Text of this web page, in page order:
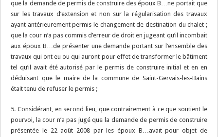
que la demande de permis de construire des époux B…ne portait que
sur les travaux d’extension et non sur la régularisation des travaux
ayant antérieurement permis le changement de destination du chalet ;
que la cour n’a pas commis d’erreur de droit en jugeant qu’il incombait
aux époux B…de présenter une demande portant sur l’ensemble des
travaux qui ont eu ou qui auront pour effet de transformer le bâtiment
tel qu’il avait été autorisé par le permis de construire initial et en en
déduisant que le maire de la commune de Saint-Gervais-les-Bains
était tenu de refuser le permis ;
5. Considérant, en second lieu, que contrairement à ce que soutient le
pourvoi, la cour n’a pas jugé que la demande de permis de construire
présentée le 22 août 2008 par les époux B…avait pour objet de